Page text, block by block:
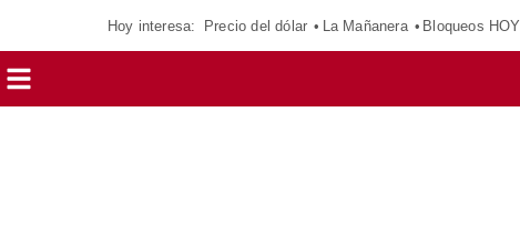
Hoy interesa: Precio del dólar La Mañanera Bloqueos HOY